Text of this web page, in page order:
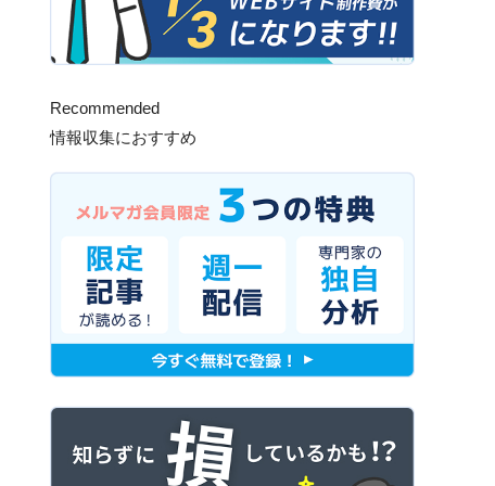
Recommended
情報収集におすすめ